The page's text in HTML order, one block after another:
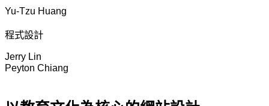
Yu-Tzu Huang
程式設計
Jerry Lin
Peyton Chiang